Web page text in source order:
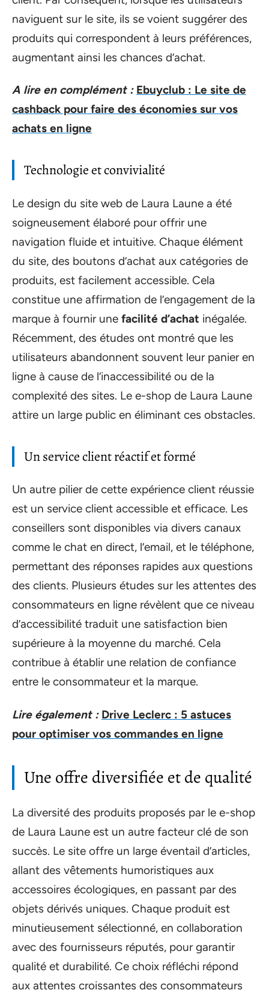
naviguent sur le site, ils se voient suggérer des
produits qui correspondent à leurs préférences,
augmentant ainsi les chances d’achat.
A lire en complément : Ebuyclub : Le site de
cashback pour faire des économies sur vos
achats en ligne
Technologie et convivialité
Le design du site web de Laura Laune a été
soigneusement élaboré pour offrir une
navigation fluide et intuitive. Chaque élément
du site, des boutons d’achat aux catégories de
produits, est facilement accessible. Cela
constitue une affirmation de l’engagement de la
marque à fournir une facilité d’achat inégalée.
Récemment, des études ont montré que les
utilisateurs abandonnent souvent leur panier en
ligne à cause de l’inaccessibilité ou de la
complexité des sites. Le e-shop de Laura Laune
attire un large public en éliminant ces obstacles.
Un service client réactif et formé
Un autre pilier de cette expérience client réussie
est un service client accessible et efficace. Les
conseillers sont disponibles via divers canaux
comme le chat en direct, l’email, et le téléphone,
permettant des réponses rapides aux questions
des clients. Plusieurs études sur les attentes des
consommateurs en ligne révèlent que ce niveau
d’accessibilité traduit une satisfaction bien
supérieure à la moyenne du marché. Cela
contribue à établir une relation de confiance
entre le consommateur et la marque.
Lire également : Drive Leclerc : 5 astuces
pour optimiser vos commandes en ligne
Une offre diversifiée et de qualité
La diversité des produits proposés par le e-shop
de Laura Laune est un autre facteur clé de son
succès. Le site offre un large éventail d’articles,
allant des vêtements humoristiques aux
accessoires écologiques, en passant par des
objets dérivés uniques. Chaque produit est
minutieusement sélectionné, en collaboration
avec des fournisseurs réputés, pour garantir
qualité et durabilité. Ce choix réfléchi répond
aux attentes croissantes des consommateurs